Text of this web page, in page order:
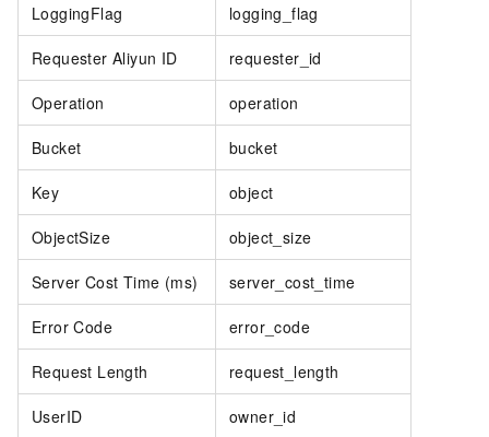
LoggingFlag logging_flag
Requester Aliyun ID requester_id
Operation operation
Bucket bucket
Key object
ObjectSize object_size
Server Cost Time (ms) server_cost_time
Error Code error_code
Request Length request_length
UserID owner_id